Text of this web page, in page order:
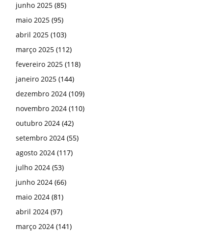
junho 2025 (85)
maio 2025 (95)
abril 2025 (103)
março 2025 (112)
fevereiro 2025 (118)
janeiro 2025 (144)
dezembro 2024 (109)
novembro 2024 (110)
outubro 2024 (42)
setembro 2024 (55)
agosto 2024 (117)
julho 2024 (53)
junho 2024 (66)
maio 2024 (81)
abril 2024 (97)
março 2024 (141)